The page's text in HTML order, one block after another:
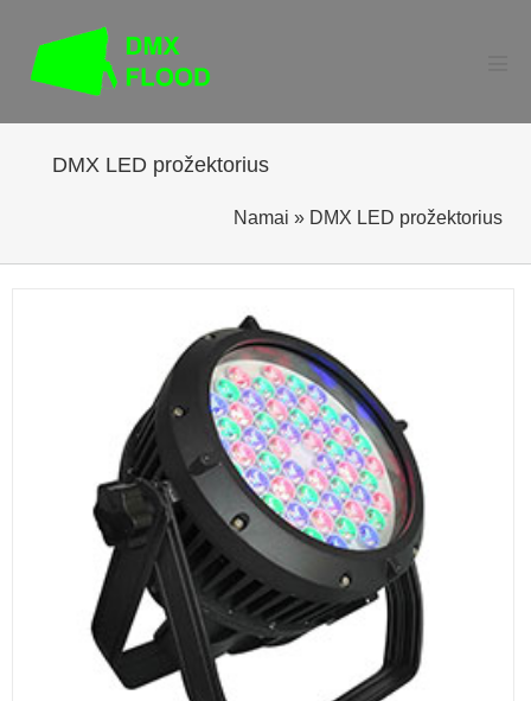
turinio
DMX LED prožektorius
Namai » DMX LED prožektorius